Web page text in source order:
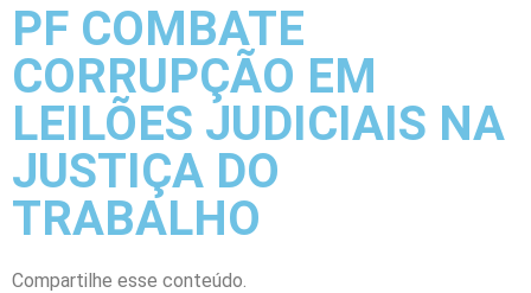
PF COMBATE
CORRUPÇÃO EM
LEILÕES JUDICIAIS NA
JUSTIÇA DO
TRABALHO
Compartilhe esse conteúdo.